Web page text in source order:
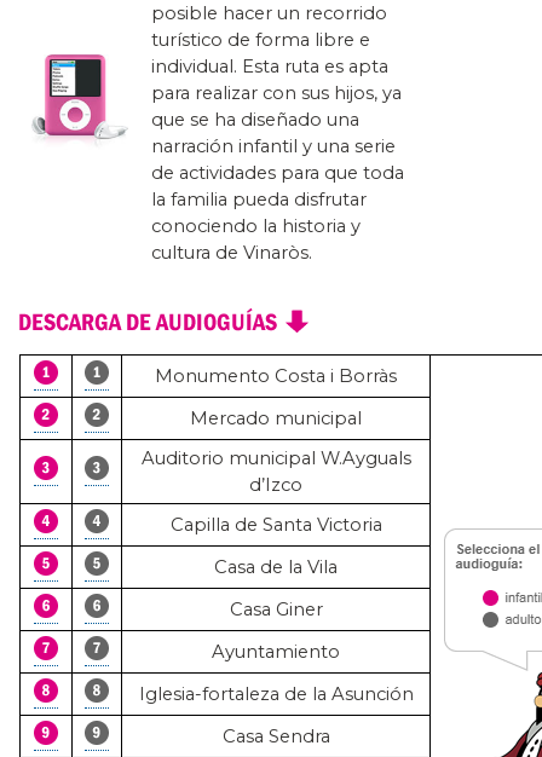
posible hacer un recorrido
turístico de forma libre e
individual. Esta ruta es apta
para realizar con sus hijos, ya
que se ha diseñado una
narración infantil y una serie
de actividades para que toda
la familia pueda disfrutar
conociendo la historia y
cultura de Vinaròs.
Monumento Costa i Borràs
Mercado municipal
Auditorio municipal W.Ayguals
d’Izco
Capilla de Santa Victoria
Casa de la Vila
Casa Giner
Ayuntamiento
Iglesia-fortaleza de la Asunción
Casa Sendra